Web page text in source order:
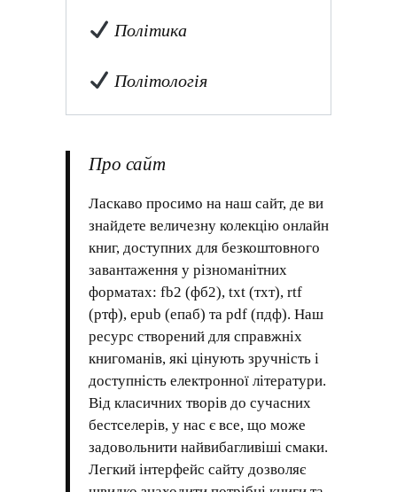
Політика
Політологія
Про сайт
Ласкаво просимо на наш сайт, де ви
знайдете величезну колекцію онлайн
книг, доступних для безкоштовного
завантаження у різноманітних
форматах: fb2 (фб2), txt (тхт), rtf
(ртф), epub (епаб) та pdf (пдф). Наш
ресурс створений для справжніх
книгоманів, які цінують зручність і
доступність електронної літератури.
Від класичних творів до сучасних
бестселерів, у нас є все, що може
задовольнити найвибагливіші смаки.
Легкий інтерфейс сайту дозволяє